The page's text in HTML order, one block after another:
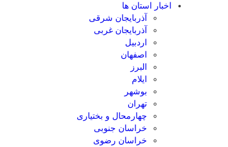
اخبار استان ها
آذربایجان شرقی
آذربایجان غربی
اردبیل
اصفهان
البرز
ایلام
بوشهر
تهران
چهارمحال و بختیاری
خراسان جنوبی
خراسان رضوی